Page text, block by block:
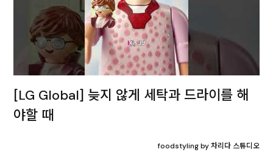
[LG Global] 늦지 않게 세탁과 드라이를 해
야할 때
foodstyling by 차리다 스튜디오